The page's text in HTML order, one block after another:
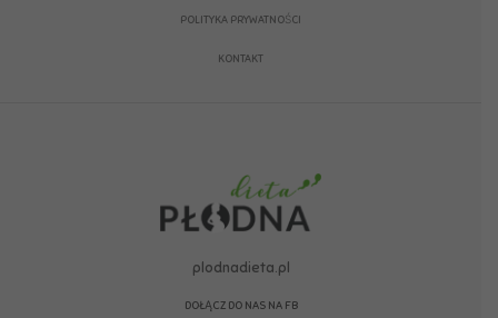
POLITYKA PRYWATNOŚCI
KONTAKT
plodnadieta.pl
DOŁĄCZ DO NAS NA FB